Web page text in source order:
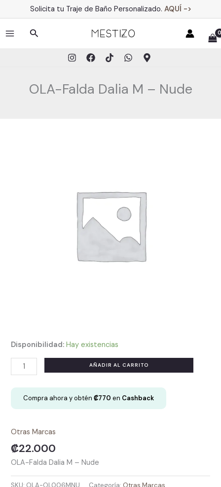
contenido
Solicita tu Traje de Baño Personalizado. AQUÍ ->
Buscar
OLA-Falda Dalia M – Nude
Disponibilidad: Hay existencias
OLA-
Falda
Dalia
-
cantidad
AÑADIR AL CARRITO
Compra ahora y obtén₡770 en Cashback
Otras Marcas
₡22.000
OLA-Falda Dalia M – Nude
SKU: OLA-OL006MNU Categoría: Otras Marcas